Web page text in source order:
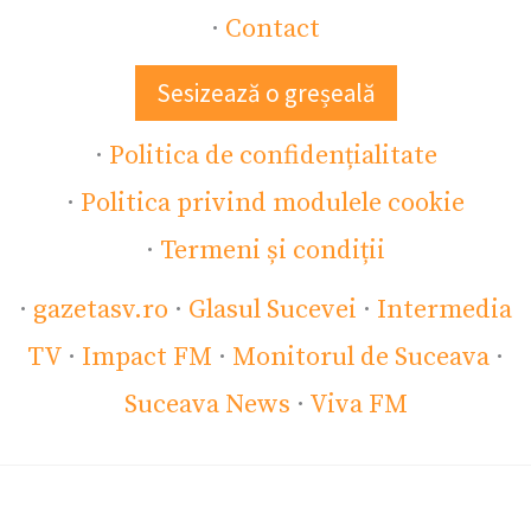
· Contact
Sesizează o greșeală
· Politica de confidențialitate
· Politica privind modulele cookie
· Termeni și condiții
· gazetasv.ro · Glasul Sucevei · Intermedia
TV · Impact FM · Monitorul de Suceava ·
Suceava News · Viva FM